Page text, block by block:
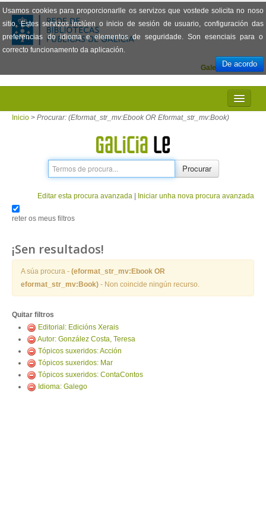
Usamos cookies para proporcionarlle os servizos que vostede solicita no noso
sitio. Estes servizos inclúen o inicio de sesión de usuario, configuración das
preferencias do idioma e elementos de seguridade. Son esenciais para o
correcto funcionamento da aplicación.
De acordo
Español
Galego
INICIO
PRÉSTAMO
ENTRAR
Inicio > Procurar: (Eformat_str_mv:Ebook OR Eformat_str_mv:Book)
Procurar
Editar esta procura avanzada Iniciar unha nova procura avanzada
reter os meus filtros
¡Sen resultados!
A súa procura - (eformat_str_mv:Ebook OR
eformat_str_mv:Book) - Non coincide ningún recurso.
Quitar filtros
Editorial: Edicións Xerais
Autor: González Costa, Teresa
Tópicos suxeridos: Acción
Tópicos suxeridos: Mar
Tópicos suxeridos: ContaContos
Idioma: Galego